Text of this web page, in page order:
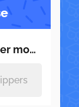
month